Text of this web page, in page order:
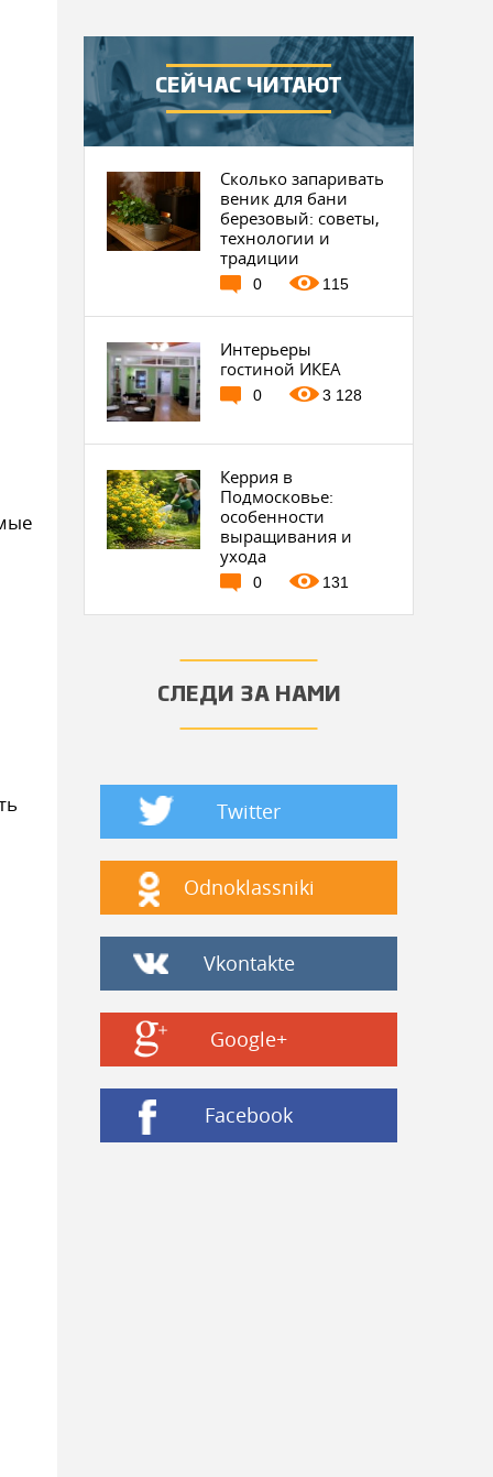
СЕЙЧАС ЧИТАЮТ
Сколько запаривать
веник для бани
березовый: советы,
технологии и
традиции
0 115
Интерьеры
гостиной ИКЕА
0 3 128
Керрия в
Подмосковье:
особенности
выращивания и
ухода
0 131
СЛЕДИ ЗА НАМИ
Twitter
Odnoklassniki
Vkontakte
Google+
Facebook